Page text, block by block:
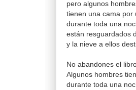
pero algunos
tienen una cama por
durante toda una
están resguardados
y la nieve a ellos
No abandones el
Algunos hombres
durante toda una